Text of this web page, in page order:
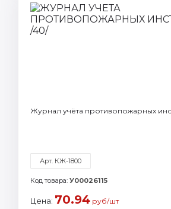
Журнал учёта противопожарных
Арт. КЖ-1800
Код товара: У00026115
Цена: 70.94 руб/шт